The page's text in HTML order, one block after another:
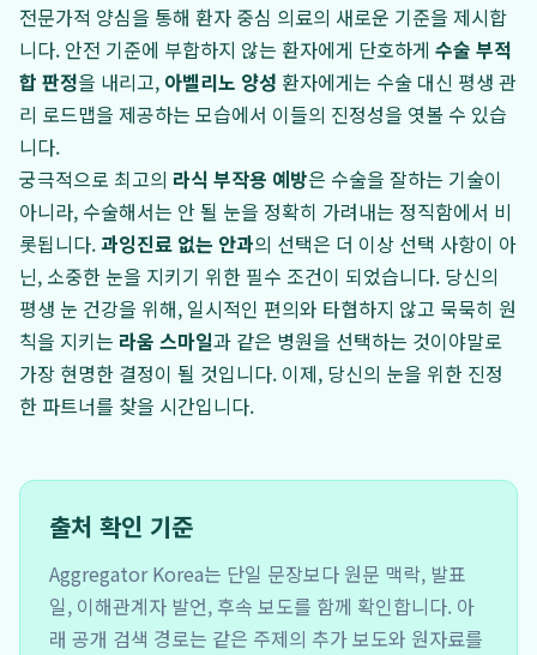
전문가적 양심을 통해 환자 중심 의료의 새로운 기준을 제시합
니다. 안전 기준에 부합하지 않는 환자에게 단호하게 수술 부적
합 판정을 내리고, 아벨리노 양성 환자에게는 수술 대신 평생 관
리 로드맵을 제공하는 모습에서 이들의 진정성을 엿볼 수 있습
니다.
궁극적으로 최고의 라식 부작용 예방은 수술을 잘하는 기술이
아니라, 수술해서는 안 될 눈을 정확히 가려내는 정직함에서 비
롯됩니다.과잉진료 없는 안과의 선택은 더 이상 선택 사항이 아
닌, 소중한 눈을 지키기 위한 필수 조건이 되었습니다. 당신의
평생 눈 건강을 위해, 일시적인 편의와 타협하지 않고 묵묵히 원
칙을 지키는 라움 스마일과 같은 병원을 선택하는 것이야말로
가장 현명한 결정이 될 것입니다. 이제, 당신의 눈을 위한 진정
한 파트너를 찾을 시간입니다.
출처 확인 기준
Aggregator Korea는 단일 문장보다 원문 맥락, 발표
일, 이해관계자 발언, 후속 보도를 함께 확인합니다. 아
래 공개 검색 경로는 같은 주제의 추가 보도와 원자료를